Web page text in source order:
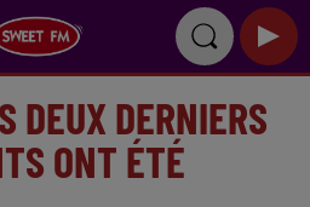
DEUX DERNIERS
ONT ÉTÉ